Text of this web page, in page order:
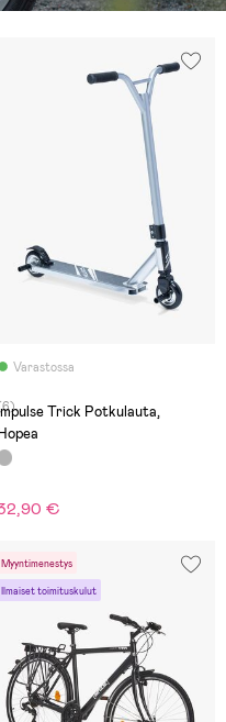
Varastossa
Trick Potkulauta,
€
Myyntimenestys
Ilmaiset toimituskulut